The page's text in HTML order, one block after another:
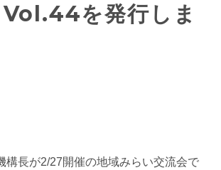
を発行しま
構長が2/27開催の地域みらい交流会で